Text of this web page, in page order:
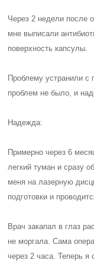
Через 2 недели после
мне выписали
поверхность капсулы.
Проблему устранили
проблем не было, и
Надежда:
Примерно через 6
легкий туман и сразу
меня на лазерную
подготовки и
Врач закапал в глаз
не моргала. Сама
через 2 часа. Теперь я